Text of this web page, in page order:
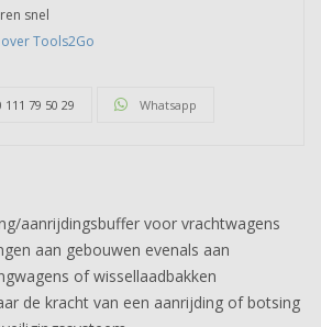
snel
Tools2Go
111 79 50 29 Whatsapp
aanrijdingsbuffer voor vrachtwagens
aan gebouwen evenals aan
of wissellaadbakken
de kracht van een aanrijding of botsing